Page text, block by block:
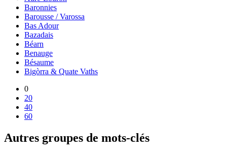
Baronnies
Barousse / Varossa
Bas Adour
Bazadais
Béarn
Benauge
Bésaume
Bigòrra & Quate Vaths
0
20
40
60
Autres groupes de mots-clés